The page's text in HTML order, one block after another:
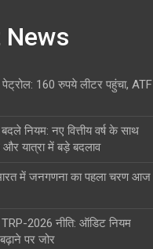
News
पेट्रोल: 160 रुपये लीटर पहुंचा, ATF
नियम: नए वित्तीय वर्ष के साथ
यात्रा में बड़े बदलाव
में जनगणना का पहला चरण आज
2026 नीति: ऑडिट नियम
पर जोर